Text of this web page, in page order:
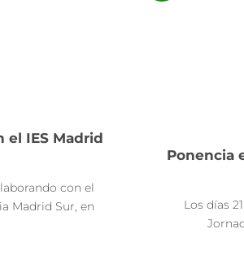
el IES Madrid
con el
Madrid Sur, en
Ponencia
Los días